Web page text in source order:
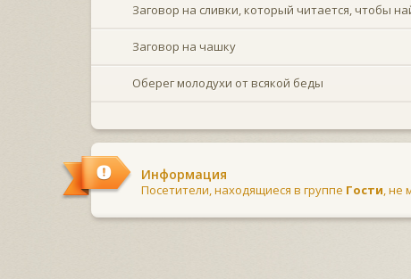
Заговор на сливки, который читается, чтобы
Заговор на чашку
Оберег молодухи от всякой беды
Информация
Посетители, находящиеся в группе Гости, не